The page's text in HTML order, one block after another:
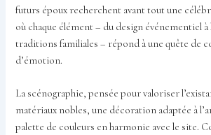
futurs époux recherchent avant tout une
où chaque élément – du design événementiel
traditions familiales – répond à une quête de
d’émotion.
La scénographie, pensée pour valoriser
matériaux nobles, une décoration adaptée à
palette de couleurs en harmonie avec le site.